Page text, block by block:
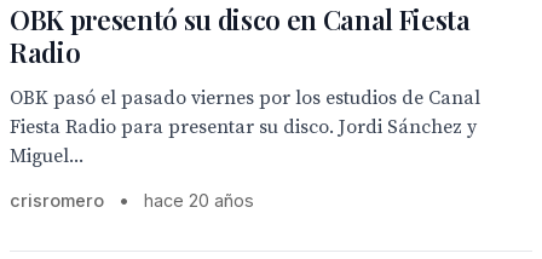
OBK presentó su disco en Canal Fiesta
Radio
OBK pasó el pasado viernes por los estudios de Canal
Fiesta Radio para presentar su disco. Jordi Sánchez y
Miguel...
crisromero • hace 20 años